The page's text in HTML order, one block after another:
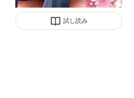
試し読み